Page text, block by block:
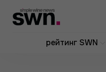
рейтинг SWN